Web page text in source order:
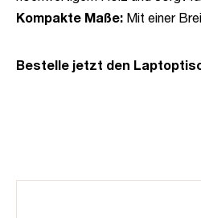
Kompakte Maße: Mit einer
Bestelle jetzt den